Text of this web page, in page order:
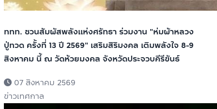
ททท. ชวนสัมผัสพลังแห่งศรัทธา ร่วมงาน "ห่มผ้าหลวง
ปู่ทวด ครั้งที่ 13 ปี 2569" เสริมสิริมงคล เติมพลังใจ 8-9
สิงหาคม นี้ ณ วัดห้วยมงคล จังหวัดประจวบคีรีขันธ์
07 สิงหาคม 2569
ข่าวเทศกาล